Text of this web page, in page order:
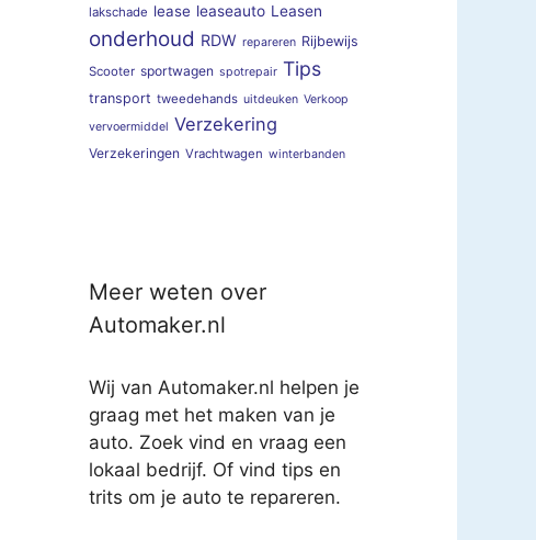
lakschade lease leaseauto Leasen
onderhoud RDW repareren Rijbewijs
Scooter sportwagen spotrepair Tips
transport tweedehands uitdeuken Verkoop
vervoermiddel Verzekering
Verzekeringen Vrachtwagen winterbanden
Meer weten over
Automaker.nl
Wij van Automaker.nl helpen je
graag met het maken van je
auto. Zoek vind en vraag een
lokaal bedrijf. Of vind tips en
trits om je auto te repareren.